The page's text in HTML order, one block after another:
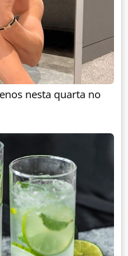
nesta quarta no